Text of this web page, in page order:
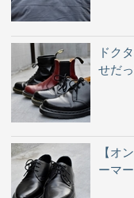
ドク
せだ
【オ
ーマ